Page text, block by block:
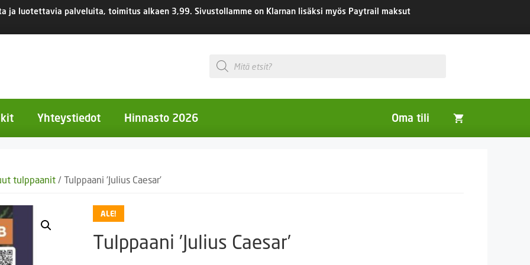
ja luotettavia palveluita, toimitus alkaen 3,99. Sivustollamme on Klarnan lisäksi myös Paytrail maksut
Products
search
kukat
kukat
Yhteystiedot Hinnasto 2026 Oma tili
tulppaanit / Tulppaani ’Julius Caesar’
ALE!
Tulppaani ’Julius Caesar’